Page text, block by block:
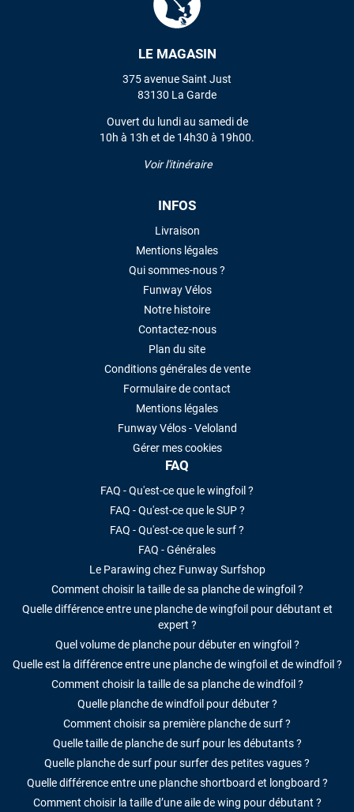
LE MAGASIN
375 avenue Saint Just
83130 La Garde
Ouvert du lundi au samedi de
10h à 13h et de 14h30 à 19h00.
Voir l'itinéraire
INFOS
Livraison
Mentions légales
Qui sommes-nous ?
Funway Vélos
Notre histoire
Contactez-nous
Plan du site
Conditions générales de vente
Formulaire de contact
Mentions légales
Funway Vélos - Veloland
Gérer mes cookies
FAQ
FAQ - Qu'est-ce que le wingfoil ?
FAQ - Qu'est-ce que le SUP ?
FAQ - Qu'est-ce que le surf ?
FAQ - Générales
Le Parawing chez Funway Surfshop
Comment choisir la taille de sa planche de wingfoil ?
Quelle différence entre une planche de wingfoil pour débutant et
expert ?
Quel volume de planche pour débuter en wingfoil ?
Quelle est la différence entre une planche de wingfoil et de windfoil ?
Comment choisir la taille de sa planche de windfoil ?
Quelle planche de windfoil pour débuter ?
Comment choisir sa première planche de surf ?
Quelle taille de planche de surf pour les débutants ?
Quelle planche de surf pour surfer des petites vagues ?
Quelle différence entre une planche shortboard et longboard ?
Comment choisir la taille d’une aile de wing pour débutant ?
J'ai acheté une voile d'occasion depuis Tahiti. Super service.
L'envoi a été rapide. La voile est arrivée en super état.
LAISSER UN AVIS